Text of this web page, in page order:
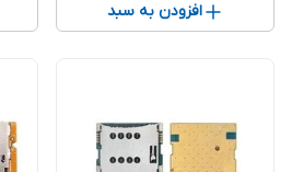
افزودن به سبد